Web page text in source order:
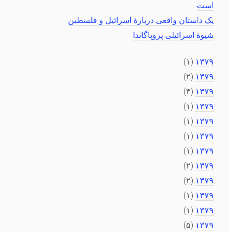
است
یک داستان واقعی دربارهٔ اسرائیل و فلسطین
شیوهٔ اسرائیلی پروپاگاندا
۱۳۷۹ (۱)
۱۳۷۹ (۲)
۱۳۷۹ (۳)
۱۳۷۹ (۱)
۱۳۷۹ (۱)
۱۳۷۹ (۱)
۱۳۷۹ (۱)
۱۳۷۹ (۲)
۱۳۷۹ (۲)
۱۳۷۹ (۱)
۱۳۷۹ (۱)
۱۳۷۹ (۵)